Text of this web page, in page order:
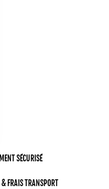
SÉCURISÉ
& FRAIS TRANSPORT